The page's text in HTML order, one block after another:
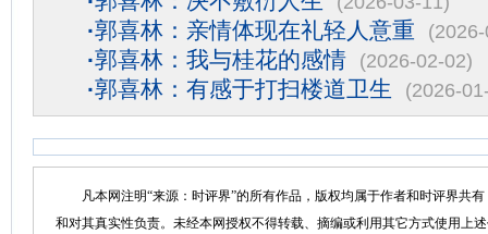
·郭喜林：亲情体现在礼轻人意重
·郭喜林：我与桂花的感情 (2026-02-02)
·郭喜林：有感于打扫楼道卫生 (2026-
凡本网注明“来源：时评界”的所有作品，版权均属于作者和时评界共有
和对其真实性负责。未经本网授权不得转载、摘编或利用其它方式使用上